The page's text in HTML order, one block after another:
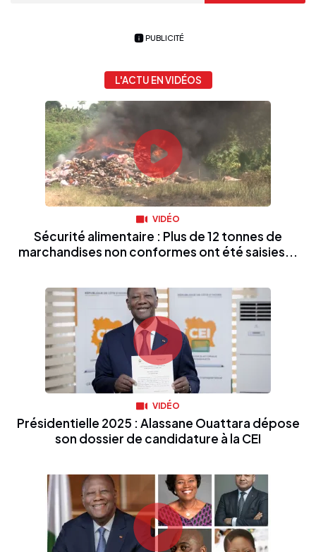
PUBLICITÉ
L'ACTU EN VIDÉOS
VIDÉO
Sécurité alimentaire : Plus de 12 tonnes de
marchandises non conformes ont été saisies...
VIDÉO
Présidentielle 2025 : Alassane Ouattara dépose
son dossier de candidature à la CEI